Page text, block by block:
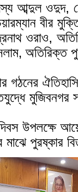
আব্দুল ওদুদ,
বীর
ওরাও,
অতিরিক্ত
উপলক্ষে
মাঝে পুরষ্কার